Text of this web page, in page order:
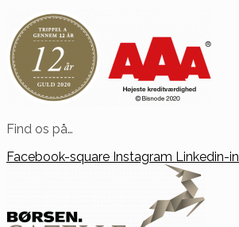
Find os på…
Facebook-square Instagram Linkedin-in